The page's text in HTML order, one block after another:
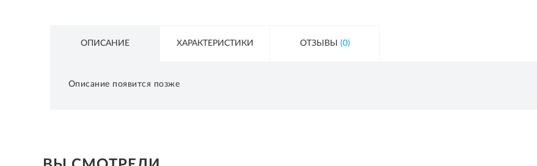
ОПИСАНИЕ ХАРАКТЕРИСТИКИ ОТЗЫВЫ (0)
Описание появится позже